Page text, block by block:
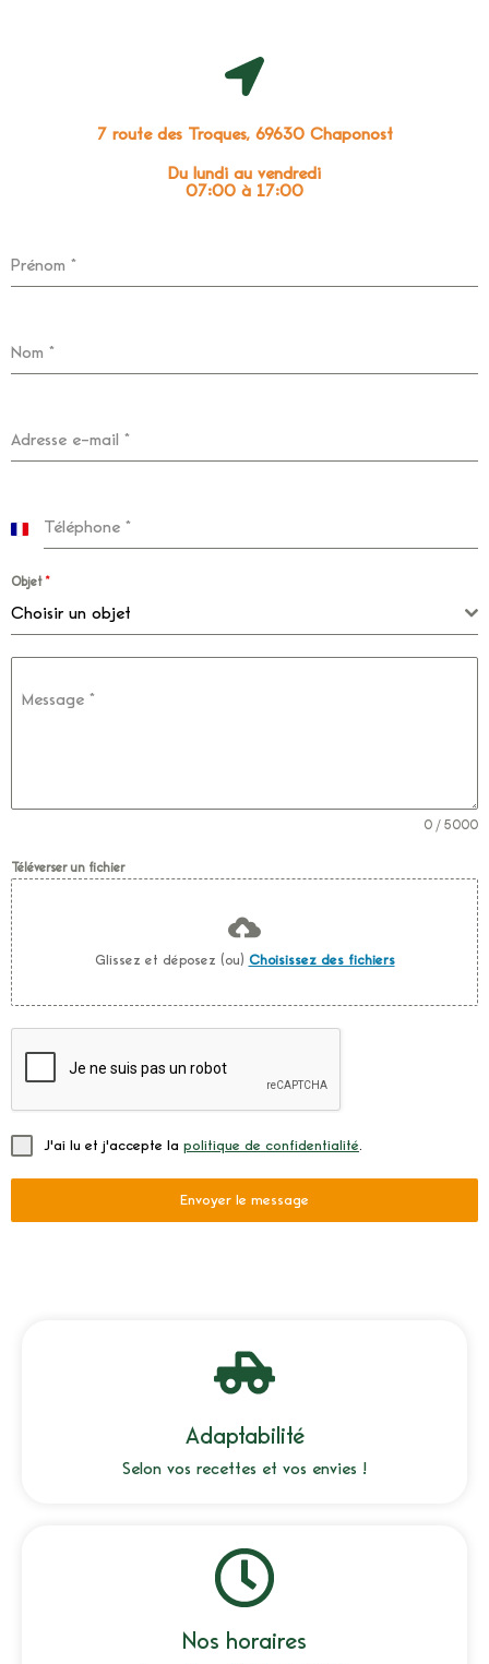
7 route des Troques, 69630 Chaponost
Du lundi au vendredi
07:00 à 17:00
Prénom *
Nom *
Adresse e-mail *
Téléphone *
France
Objet *
Choisir un objet
Message *
0 / 5000
Téléverser un fichier
Glissez et déposez (ou) Choisissez des fichiers
J'ai lu et j'accepte la politique de confidentialité.
Envoyer le message
Adaptabilité
Selon vos recettes et vos envies !
Nos horaires